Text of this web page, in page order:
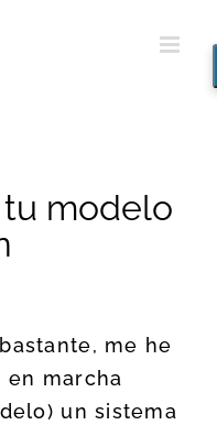
tu modelo
me he
en marcha
un sistema